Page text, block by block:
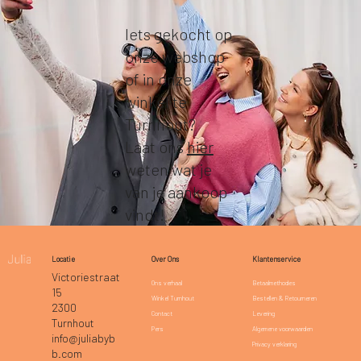
Iets gekocht op
onze webshop
of in onze
winkel te
Turnhout?
Laat onshier
weten wat je
van je aankoop
vindt!
Locatie
Victoriestraat
15
2300
Turnhout
info@juliabyb
b.com
Over Ons
Ons verhaal
Winkel Turnhout
Contact
Pers
Klantenservice
Betaalmethodes
Bestellen & Retourneren
Levering
Algemene voorwaarden
Privacy verklaring